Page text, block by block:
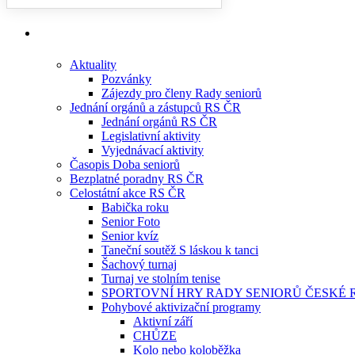
Aktuality
Pozvánky
Zájezdy pro členy Rady seniorů
Jednání orgánů a zástupců RS ČR
Jednání orgánů RS ČR
Legislativní aktivity
Vyjednávací aktivity
Časopis Doba seniorů
Bezplatné poradny RS ČR
Celostátní akce RS ČR
Babička roku
Senior Foto
Senior kvíz
Taneční soutěž S láskou k tanci
Šachový turnaj
Turnaj ve stolním tenise
SPORTOVNÍ HRY RADY SENIORŮ ČESKÉ
Pohybové aktivizační programy
Aktivní září
CHŮZE
Kolo nebo koloběžka